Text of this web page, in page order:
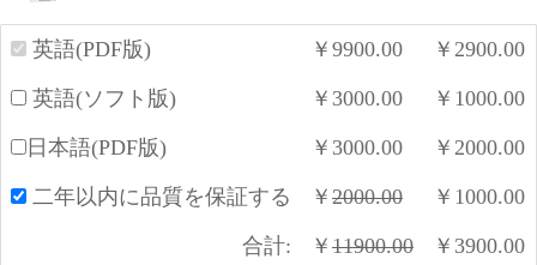
英語(PDF版) ￥ 9900.00 ￥ 2900.00
英語(ソフト版) ￥ 3000.00 ￥ 1000.00
日本語(PDF版) ￥ 3000.00 ￥ 2000.00
二年以内に品質を保証する ￥ 2000.00 ￥ 1000.00
合計: ￥ 11900.00 ￥ 3900.00